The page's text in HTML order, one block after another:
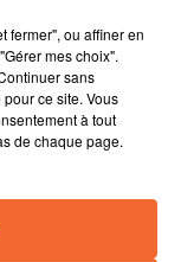
Bressuire, a
Ligné
plus mobile et
fermer", ou affiner en
mes choix".
sans
ce site. Vous
à tout
de chaque page.